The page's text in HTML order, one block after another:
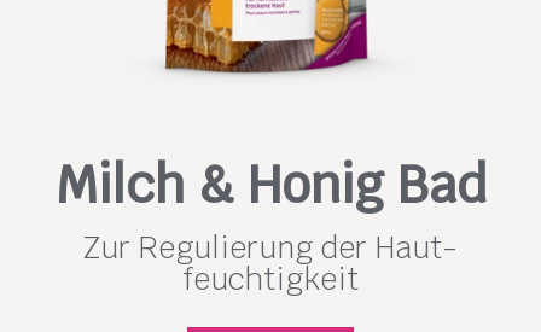
Milch & Honig Bad
Zur Regulierung der Haut­
feuchtig­keit